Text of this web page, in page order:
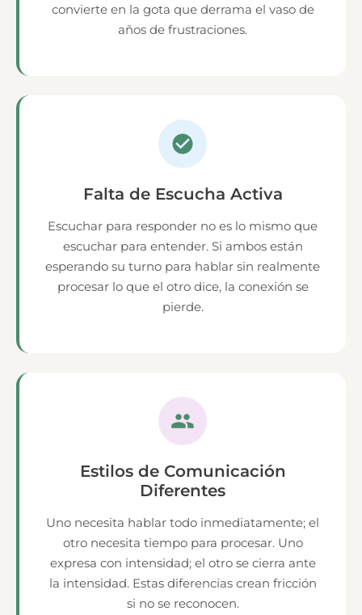
convierte en la gota que derrama el vaso de
años de frustraciones.
Falta de Escucha Activa
Escuchar para responder no es lo mismo que
escuchar para entender. Si ambos están
esperando su turno para hablar sin realmente
procesar lo que el otro dice, la conexión se
pierde.
Estilos de Comunicación
Diferentes
Uno necesita hablar todo inmediatamente; el
otro necesita tiempo para procesar. Uno
expresa con intensidad; el otro se cierra ante
la intensidad. Estas diferencias crean fricción
si no se reconocen.